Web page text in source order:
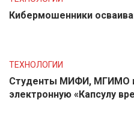
Кибермошенники
ТЕХНОЛОГИИ
Студенты МИФИ, МГИМО
электронную «Капсулу